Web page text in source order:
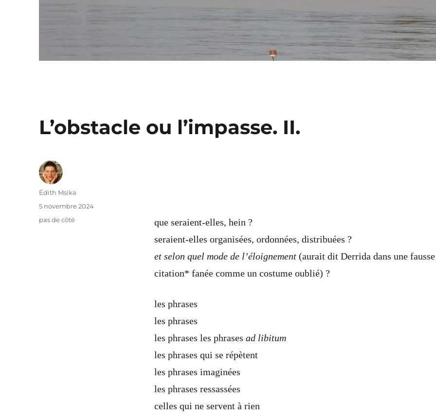
L’obstacle ou l’impasse. II.
que seraient-elles, hein ?
seraient-elles organisées, ordonnées, distribuées ?
et selon quel mode de l’éloignement(aurait dit Derrida dans une fausse
citation* fanée comme un costume oublié) ?
les phrases
les phrases
les phrases les phrases ad libitum
les phrases qui se répètent
les phrases imaginées
les phrases ressassées
celles qui ne servent à rien
Auteur
Édith Msika
Publié
5 novembre 2024
Catégories
pas de côté